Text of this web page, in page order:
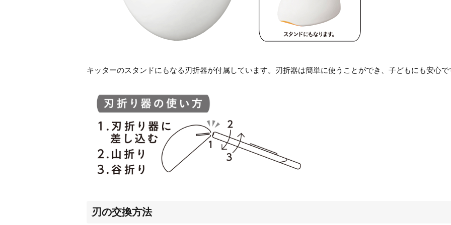
キッターのスタンドにもなる刃折器が付属しています。刃折器は簡単に使うことができ、子どもにも安心で
刃の交換方法